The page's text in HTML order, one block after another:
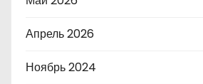
Апрель 2026
Ноябрь 2024